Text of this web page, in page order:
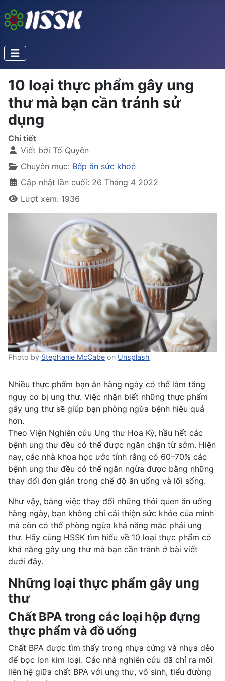
10 loại thực phẩm gây ung
thư mà bạn cần tránh sử
dụng
Chi tiết
Viết bởi Tố Quyên
Chuyên mục: Bếp ăn sức khoẻ
Cập nhật lần cuối: 26 Tháng 4 2022
Lượt xem: 1936
Photo by Stephanie McCabe on Unsplash
Nhiều thực phẩm bạn ăn hàng ngày có thể làm tăng
nguy cơ bị ung thư. Việc nhận biết những thực phẩm
gây ung thư sẽ giúp bạn phòng ngừa bệnh hiệu quả
hơn.
Theo Viện Nghiên cứu Ung thư Hoa Kỳ, hầu hết các
bệnh ung thư đều có thể được ngăn chặn từ sớm. Hiện
nay, các nhà khoa học ước tính rằng có 60–70% các
bệnh ung thưđều có thể ngăn ngừa được bằng những
thay đổi đơn giản trong chế độ ăn uống và lối sống.
Như vậy, bằng việc thay đổi những thói quen ăn uống
hàng ngày, bạn không chỉ cải thiện sức khỏe của mình
mà còn có thể phòng ngừa khả năng mắc phải ung
thư. Hãy cùng HSSK tìm hiểu về 10 loại thực phẩm có
khả năng gây ung thư mà bạn cần tránh ở bài viết
dưới đây.
Những loại thực phẩm gây ung
thư
Chất BPA trong các loại hộp đựng
thực phẩm và đồ uống
Chất BPA được tìm thấy trong nhựa cứng và nhựa dẻo
để bọc lon kim loại. Các nhà nghiên cứu đã chỉ ra mối
liên hệ giữa chất BPA với ung thư, vô sinh, tiểu đường